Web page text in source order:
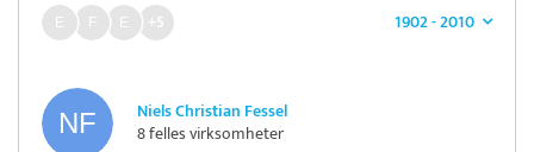
1902 - 2010
+5
Niels Christian Fessel
8 felles virksomheter